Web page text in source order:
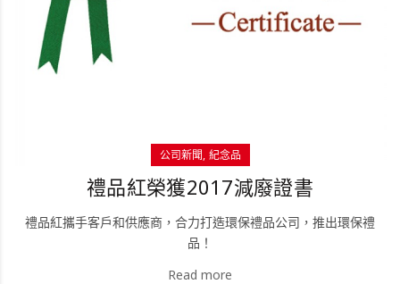
公司新聞 紀念品
禮品紅榮獲2017減廢證書
禮品紅攜手客戶和供應商，合力打造環保禮品公司，推出環保禮
品！
Read more